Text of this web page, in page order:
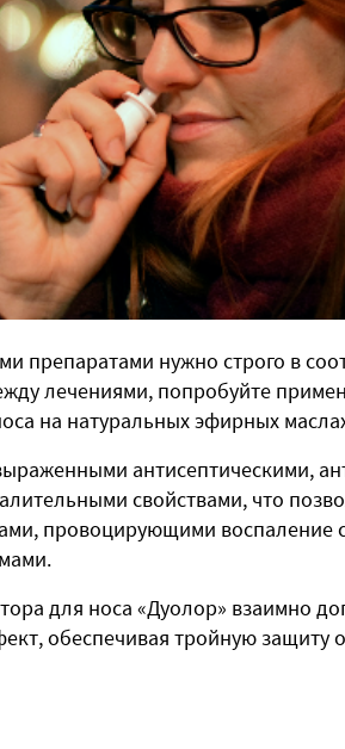
препаратами нужно строго в
лечениями, попробуйте
на натуральных эфирных
антисептическими,
свойствами, что
провоцирующими воспаление
для носа «Дуолор» взаимно
обеспечивая тройную защиту